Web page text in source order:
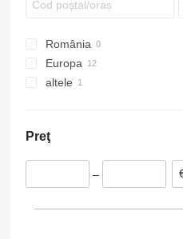
N-series
România
Europa
altele
Preţ
–